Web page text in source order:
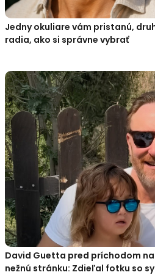
Jedny okuliare vám pristanú,
radia, ako si správne vybrať
David Guetta pred príchodom
nežnú stránku: Zdieľal fotku so